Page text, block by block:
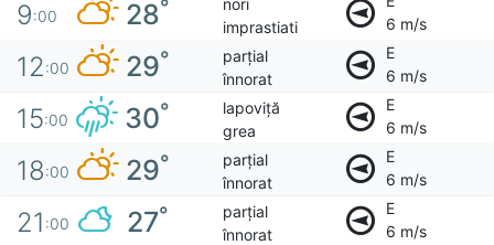
9:00 28°
imprastiati
6 m/s
12:00 29°
parțial
înnorat
E
6 m/s
15:00 30°
lapoviță
grea
E
6 m/s
18:00 29°
parțial
înnorat
E
6 m/s
21 :00 27°
parțial
înnorat
E
6 m/s